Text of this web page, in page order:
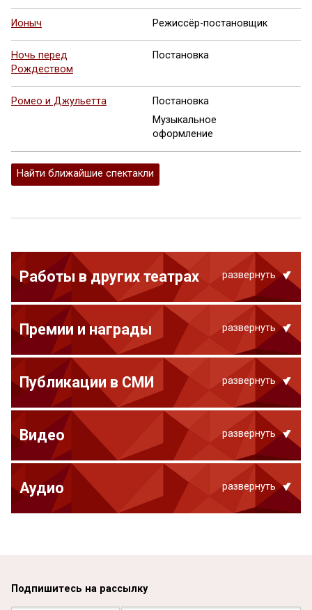
Ионыч Режиссёр-постановщик
Ночь перед
Рождеством
Постановка
Ромео и Джульетта
Постановка
Музыкальное
оформление
Найти ближайшие спектакли
Работы в других театрах развернуть
Премии и награды развернуть
Публикации в СМИ развернуть
Видео развернуть
Аудио развернуть
Подпишитесь на рассылку